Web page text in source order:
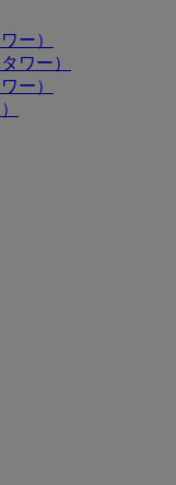
ー）
ワー）
ー）